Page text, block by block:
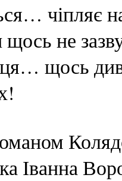
чіпляє
не
щось
Іванна